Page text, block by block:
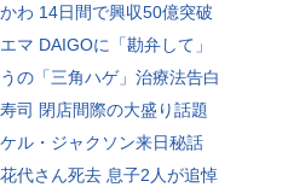
わ 14日間で興収50億突破
マ DAIGOに「勘弁して」
の「三角ハゲ」治療法告白
司 閉店間際の大盛り話題
ル・ジャクソン来日秘話
代さん死去 息子2人が追悼